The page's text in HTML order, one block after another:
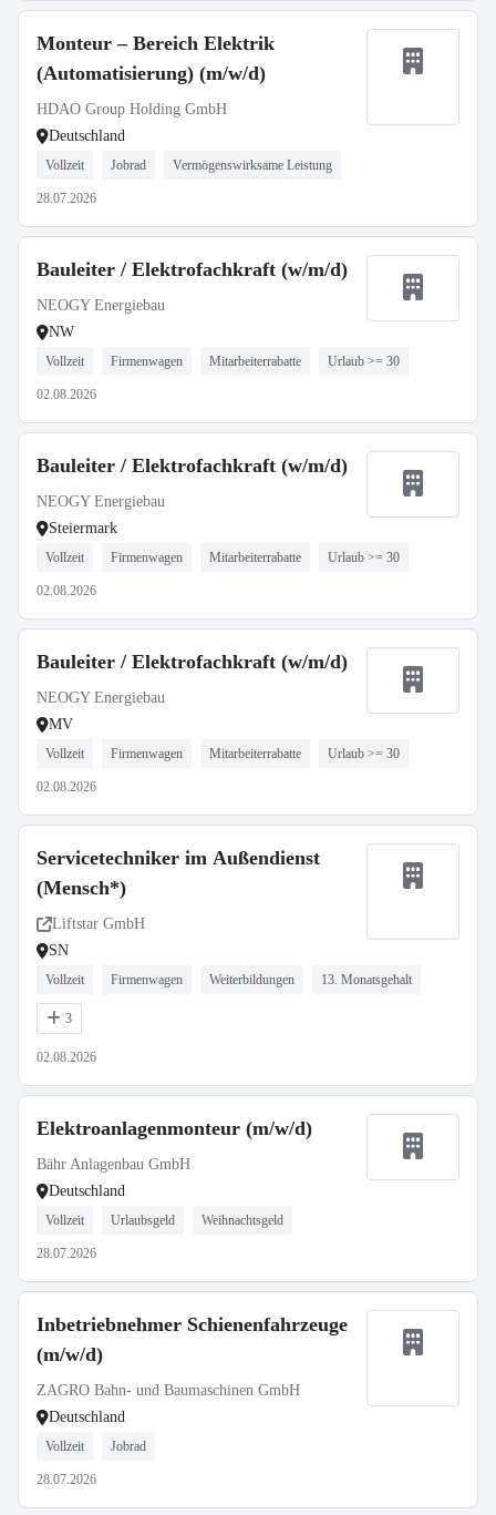
Monteur – Bereich Elektrik
(Automatisierung) (m/w/d)
HDAO Group Holding GmbH
Deutschland
Vollzeit Jobrad Vermögenswirksame Leistung
28.07.2026
Bauleiter / Elektrofachkraft (w/m/d)
NEOGY Energiebau
NW
Vollzeit Firmenwagen Mitarbeiterrabatte Urlaub >= 30
02.08.2026
Bauleiter / Elektrofachkraft (w/m/d)
NEOGY Energiebau
Steiermark
Vollzeit Firmenwagen Mitarbeiterrabatte Urlaub >= 30
02.08.2026
Bauleiter / Elektrofachkraft (w/m/d)
NEOGY Energiebau
MV
Vollzeit Firmenwagen Mitarbeiterrabatte Urlaub >= 30
02.08.2026
Servicetechniker im Außendienst
(Mensch*)
Liftstar GmbH
SN
Vollzeit Firmenwagen Weiterbildungen 13. Monatsgehalt
3
02.08.2026
Elektroanlagenmonteur (m/w/d)
Bähr Anlagenbau GmbH
Deutschland
Vollzeit Urlaubsgeld Weihnachtsgeld
28.07.2026
Inbetriebnehmer Schienenfahrzeuge
(m/w/d)
ZAGRO Bahn- und Baumaschinen GmbH
Deutschland
Vollzeit Jobrad
28.07.2026